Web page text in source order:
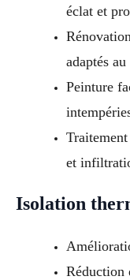
éclat et
adaptés
Peinture
et
Isolation
Réduction